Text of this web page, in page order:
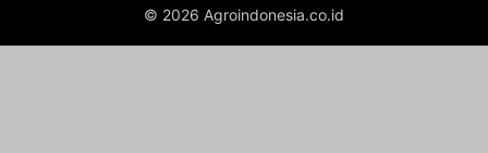
© 2026 Agroindonesia.co.id